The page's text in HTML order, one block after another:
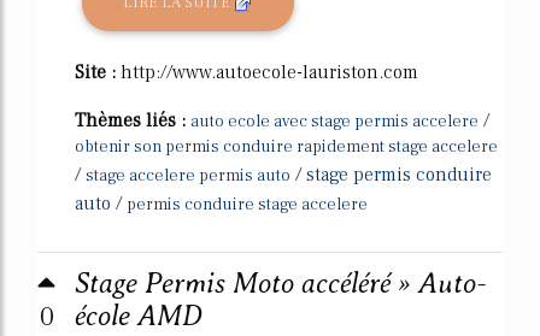
Site : http://www.autoecole-lauriston.com
Thèmes liés : auto ecole avec stage permis accelere /
obtenir son permis conduire rapidement stage accelere
/stage accelere permis auto /stage permis conduire
auto / permis conduire stage accelere
0
Stage Permis Moto accéléré » Auto-
école AMD